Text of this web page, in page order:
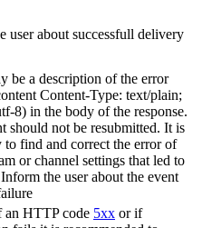
user about successfull delivery
be a description of the error
Content-Type: text/plain;
8) in the body of the response.
should not be resubmitted. It is
to find and correct the error of
or channel settings that led to
the user about the event
an HTTP code 5xx or if